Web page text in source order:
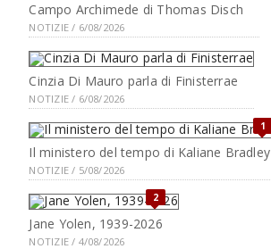
Campo Archimede di Thomas Disch
NOTIZIE / 6/08/2026
Cinzia Di Mauro parla di Finisterrae
NOTIZIE / 6/08/2026
1
Il ministero del tempo di Kaliane Bradley
NOTIZIE / 5/08/2026
2
Jane Yolen, 1939-2026
NOTIZIE / 4/08/2026